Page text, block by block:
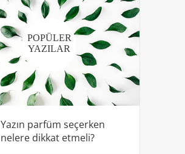
POPÜLER
YAZILAR
Yazın parfüm seçerken
nelere dikkat etmeli?